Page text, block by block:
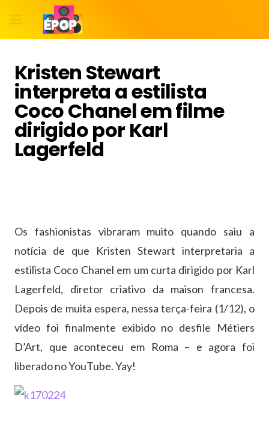
Kristen Stewart
interpreta a estilista
Coco Chanel em filme
dirigido por Karl
Lagerfeld
Os fashionistas vibraram muito quando saiu a
notícia de que Kristen Stewart interpretaria a
estilista Coco Chanel em um curta dirigido por Karl
Lagerfeld, diretor criativo da maison francesa.
Depois de muita espera, nessa terça-feira (1/12), o
vídeo foi finalmente exibido no desfile Métiers
D’Art, que aconteceu em Roma – e agora foi
liberado no YouTube. Yay!